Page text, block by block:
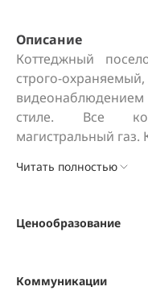
Описание
Коттеджный
строго-
стиле. Все
магистральный газ.
Читать полностью
Ценообразование
Коммуникации